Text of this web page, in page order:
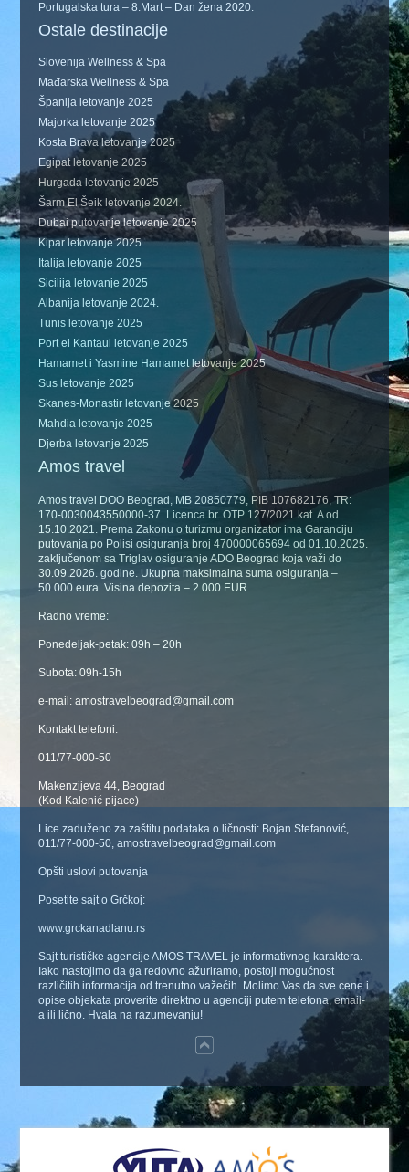
Portugalska tura – 8.Mart – Dan žena 2020.
Ostale destinacije
Slovenija Wellness & Spa
Mađarska Wellness & Spa
Španija letovanje 2025
Majorka letovanje 2025
Kosta Brava letovanje 2025
Egipat letovanje 2025
Hurgada letovanje 2025
Šarm El Šeik letovanje 2024.
Dubai putovanje letovanje 2025
Kipar letovanje 2025
Italija letovanje 2025
Sicilija letovanje 2025
Albanija letovanje 2024.
Tunis letovanje 2025
Port el Kantaui letovanje 2025
Hamamet i Yasmine Hamamet letovanje 2025
Sus letovanje 2025
Skanes-Monastir letovanje 2025
Mahdia letovanje 2025
Djerba letovanje 2025
Amos travel
Amos travel DOO Beograd, MB 20850779, PIB 107682176, TR:
170-0030043550000-37. Licenca br. OTP 127/2021 kat. A od
15.10.2021. Prema Zakonu o turizmu organizator ima Garanciju
putovanja po Polisi osiguranja broj 470000065694 od 01.10.2025.
zaključenom sa Triglav osiguranje ADO Beograd koja važi do
30.09.2026. godine. Ukupna maksimalna suma osiguranja –
50.000 eura. Visina depozita – 2.000 EUR.
Radno vreme:
Ponedeljak-petak: 09h – 20h
Subota: 09h-15h
e-mail: amostravelbeograd@gmail.com
Kontakt telefoni:
011/77-000-50
Makenzijeva 44, Beograd
(Kod Kalenić pijace)
Lice zaduženo za zaštitu podataka o ličnosti: Bojan Stefanović,
011/77-000-50, amostravelbeograd@gmail.com
Opšti uslovi putovanja
Posetite sajt o Grčkoj:
www.grckanadlanu.rs
Sajt turističke agencije AMOS TRAVEL je informativnog karaktera.
Iako nastojimo da ga redovno ažuriramo, postoji mogućnost
različitih informacija od trenutno važećih. Molimo Vas da sve cene i
opise objekata proverite direktno u agenciji putem telefona, email-
a ili lično. Hvala na razumevanju!